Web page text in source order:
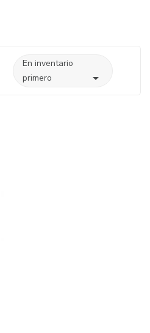
En inventario
primero
